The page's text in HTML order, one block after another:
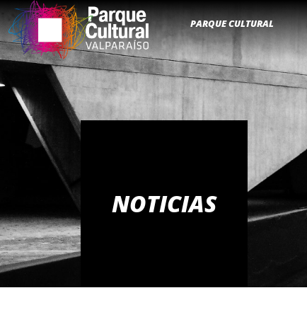
PARQUE CULTURAL
NOTICIAS